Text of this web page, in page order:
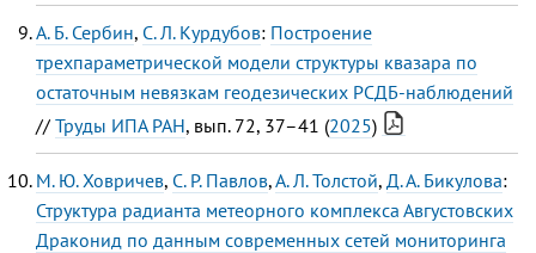
А. Б. Сербин, С. Л. Курдубов: Построение
трехпараметрической модели структуры квазара по
остаточным невязкам геодезических РСДБ-наблюдений
// Труды ИПА РАН, вып. 72, 37–41 (2025)
М. Ю. Ховричев, С. Р. Павлов,А. Л. Толстой, Д. А. Бикулова:
Структура радианта метеорного комплекса Августовских
Драконид по данным современных сетей мониторинга